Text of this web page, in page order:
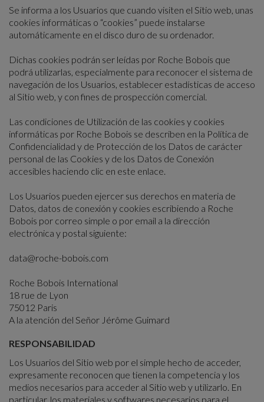
Se informa a los Usuarios que cuando visiten el Sitio web, unas
cookies informáticas o “cookies” puede instalarse
automáticamente en el disco duro de su ordenador.
Dichas cookies podrán ser leídas por Roche Bobois que
podrá utilizarlas, especialmente para reconocer el sistema de
navegación de los Usuarios, establecer estadísticas de acceso
al Sitio web, y con fines de prospección comercial.
Las condiciones de Utilización de las cookies y cookies
informáticas por Roche Bobois se describen en la Política de
Confidencialidad y de Protección de los Datos de carácter
personal de las Cookies y de los Datos de Conexión
accesibles haciendo clic en este enlace.
Los Usuarios pueden ejercer sus derechos en materia de
Datos, datos de conexión y cookies escribiendo a Roche
Bobois por correo simple o por email a la dirección
electrónica y postal siguiente:
data@roche-bobois.com
Roche Bobois International
18 rue de Lyon
75012 Paris
A la atención del Señor Jérôme Guimard
RESPONSABILIDAD
Los Usuarios del Sitio web por el simple hecho de acceder,
expresamente reconocen que tienen la competencia y los
medios necesarios para acceder al Sitio web y utilizarlo. En
particular, los materiales y softwares necesarios para el